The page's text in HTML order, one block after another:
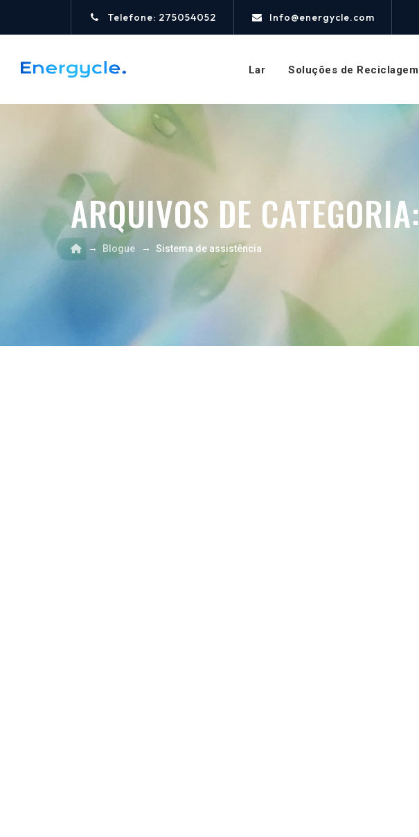
Telefone: 275054052 Info@energycle.com
Lar Soluções de Reciclagem
ARQUIVOS DE CATEGORIA:
→ Blogue → Sistema de assistência